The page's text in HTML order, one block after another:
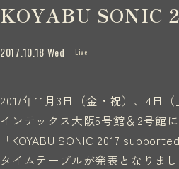
KOYABU SONIC
2017.10.18 Wed Live
2017年11月3日（金・祝）、4日
インテックス大阪5号館＆2号館
「KOYABU SONIC 2017
タイムテーブルが発表となりまし